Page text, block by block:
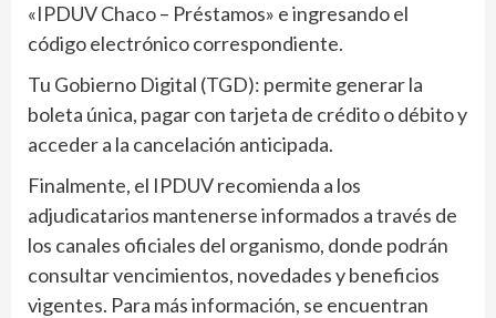
«IPDUV Chaco – Préstamos» e ingresando el
código electrónico correspondiente.
Tu Gobierno Digital (TGD): permite generar la
boleta única, pagar con tarjeta de crédito o débito y
acceder a la cancelación anticipada.
Finalmente, el IPDUV recomienda a los
adjudicatarios mantenerse informados a través de
los canales oficiales del organismo, donde podrán
consultar vencimientos, novedades y beneficios
vigentes. Para más información, se encuentran